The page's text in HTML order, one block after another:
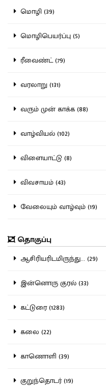
மொழி (39)
மொழிபெயர்ப்பு (5)
ரீவைண்ட் (79)
வரலாறு (131)
வரும் முன் காக்க (88)
வாழ்வியல் (102)
விளையாட்டு (8)
விவசாயம் (43)
வேலையும் வாழ்வும் (19)
தொகுப்பு
ஆசிரியரிடமிருந்து... (29)
இன்னொரு குரல் (33)
கட்டுரை (1283)
கலை (22)
காணொளி (39)
குறுந்தொடர் (19)